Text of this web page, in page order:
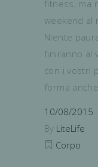
fitness, ma
weekend al
Niente
finiranno al
con i vostri
forma
10/08/2015
By LiteLife
Corpo